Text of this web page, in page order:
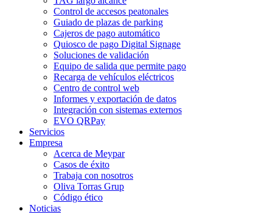
Control de accesos peatonales
Guiado de plazas de parking
Cajeros de pago automático
Quiosco de pago Digital Signage
Soluciones de validación
Equipo de salida que permite pago
Recarga de vehículos eléctricos
Centro de control web
Informes y exportación de datos
Integración con sistemas externos
EVO QRPay
Servicios
Empresa
Acerca de Meypar
Casos de éxito
Trabaja con nosotros
Oliva Torras Grup
Código ético
Noticias